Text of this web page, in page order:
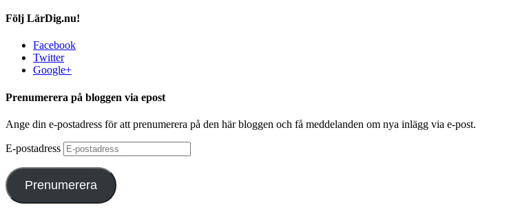
Följ LärDig.nu!
Facebook
Twitter
Google+
Prenumerera på bloggen via epost
Ange din e-postadress för att prenumerera på den här bloggen och få meddelanden om nya inlägg via e-post.
E-postadress
Prenumerera